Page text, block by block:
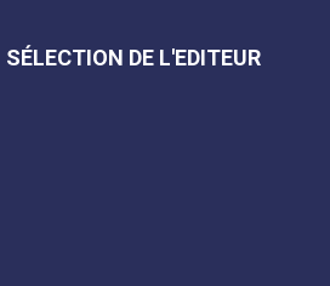
SÉLECTION DE L'EDITEUR